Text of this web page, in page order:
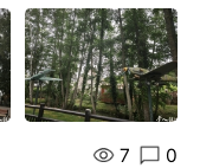
7 0